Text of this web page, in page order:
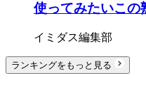
使ってみたいこの
イミダス編集部
ランキングをもっと見る